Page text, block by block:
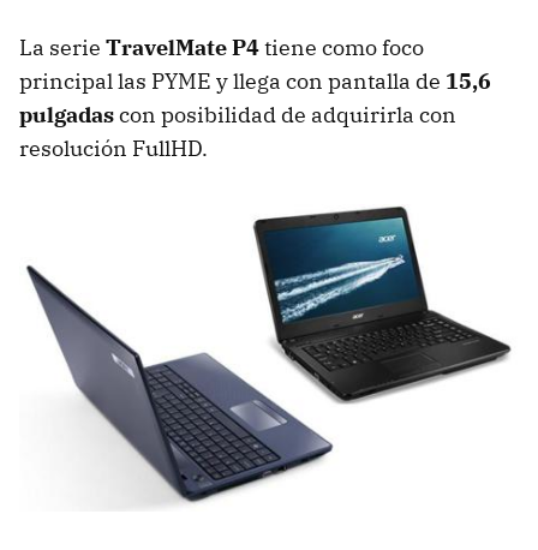
La serie TravelMate P4tiene como foco
principal las PYME y llega con pantalla de 15,6
pulgadascon posibilidad de adquirirla con
resolución FullHD.